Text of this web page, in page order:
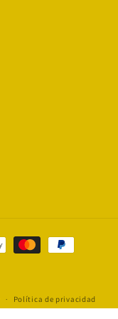
Política de privacidad